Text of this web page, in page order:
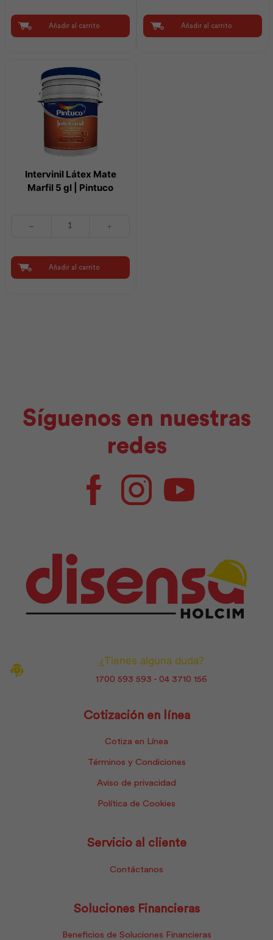
Base
gl
Añadir al carrito
Sika
cantidad
Añadir al carrito
Intervinil Látex Mate
Marfil 5 gl | Pintuco
Marfil
gl
Añadir al carrito
Síguenos en nuestras
redes
FacebookInstagramYoutube
¿Tienes alguna duda?
1700 593 593 - 04 3710 156
Cotización en línea
Cotiza en Línea
Términos y Condiciones
Aviso de privacidad
Política de Cookies
Servicio al cliente
Contáctanos
Soluciones Financieras
Beneficios de Soluciones Financieras